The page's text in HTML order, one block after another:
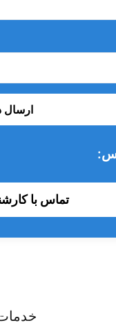
تماس با